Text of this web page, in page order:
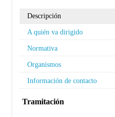
Descripción
A quién va dirigido
Normativa
Organismos
Información de contacto
Tramitación